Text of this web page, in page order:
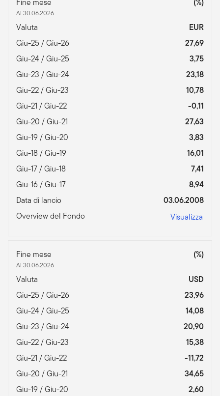
Al 30.06.2026
Valuta
EUR
Giu-25 / Giu-26
27,69
Giu-24 / Giu-25
3,75
Giu-23 / Giu-24
23,18
Giu-22 / Giu-23
10,78
Giu-21 / Giu-22
-0,11
Giu-20 / Giu-21
27,63
Giu-19 / Giu-20
3,83
Giu-18 / Giu-19
16,01
Giu-17 / Giu-18
7,41
Giu-16 / Giu-17
8,94
Data di lancio
03.06.2008
Overview del Fondo
Visualizza
Fine mese
Al 30.06.2026
(%)
Valuta
USD
Giu-25 / Giu-26
23,96
Giu-24 / Giu-25
14,08
Giu-23 / Giu-24
20,90
Giu-22 / Giu-23
15,38
Giu-21 / Giu-22
-11,72
Giu-20 / Giu-21
34,65
Giu-19 / Giu-20
2,60